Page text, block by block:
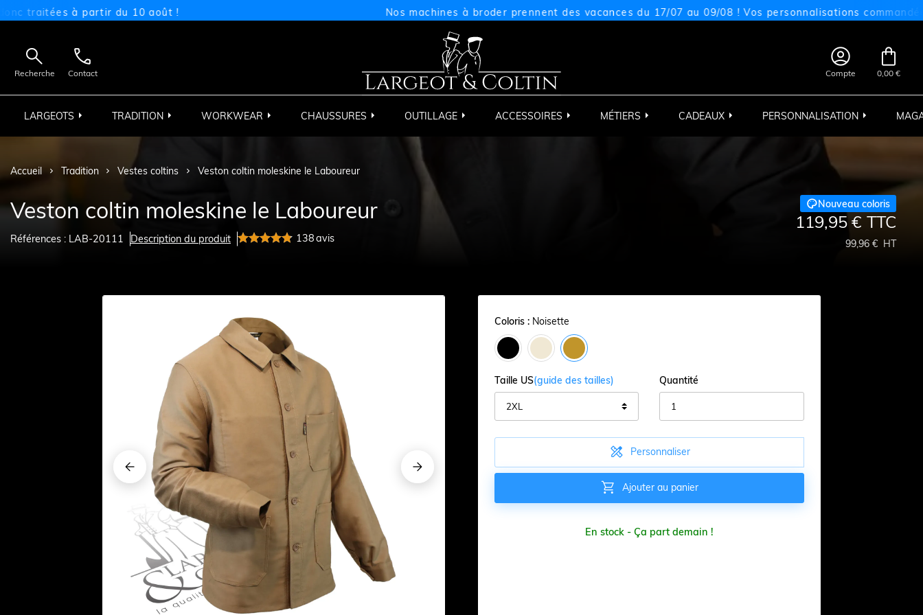
à partir du 10 août ! Nos machines à broder prennent des vacances du 17/07 au 09/08 ! Vos personnalisations commandées

Recherche

Contact

Compte

0,00 €
LARGEOTS TRADITION WORKWEAR CHAUSSURES OUTILLAGE ACCESSOIRES MÉTIERS CADEAUX PERSONNALISATION
Accueil Tradition Vestes coltins Veston coltin moleskine le Laboureur
Veston coltin moleskine le Laboureur
Références : LAB-20111 Description du produit 138avis
Nouveau coloris
119,95 € TTC
99,96 € HT
 
 
 
 
 
 
 
 
 
 
 
Coloris : Noisette
Taille US(guide des tailles) Quantité
 Personnaliser
 Ajouter au panier
En stock - Ça part demain !